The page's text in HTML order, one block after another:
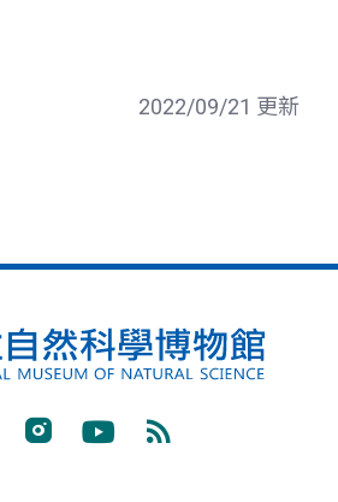
2022/09/21 更新